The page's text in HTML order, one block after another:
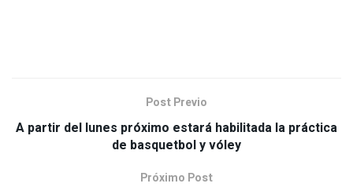
Post Previo
A partir del lunes próximo estará habilitada la práctica
de basquetbol y vóley
Próximo Post